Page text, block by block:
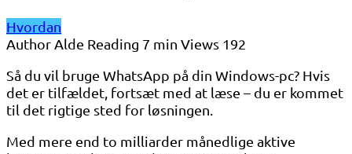
Hvordan
AuthorAlde Reading 7 min Views 192
Så du vil bruge WhatsApp på din Windows-pc? Hvis
det er tilfældet, fortsæt med at læse – du er kommet
til det rigtige sted for løsningen.
Med mere end to milliarder månedlige aktive